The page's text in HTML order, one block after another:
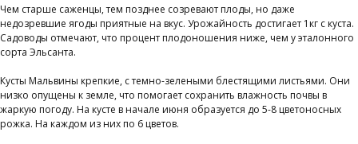
Чем старше саженцы, тем позднее созревают плоды, но даже
недозревшие ягоды приятные на вкус. Урожайность достигает 1кг с куста.
Садоводы отмечают, что процент плодоношения ниже, чем у эталонного
сорта Эльсанта.
Кусты Мальвины крепкие, с темно-зелеными блестящими листьями. Они
низко опущены к земле, что помогает сохранить влажность почвы в
жаркую погоду. На кусте в начале июня образуется до 5-8 цветоносных
рожка. На каждом из них по 6 цветов.